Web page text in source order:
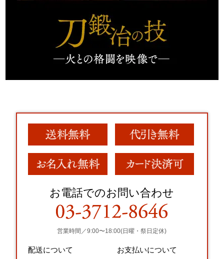
お電話でのお問い合わせ
営業時間／9:00〜18:00(日曜・祭日定休)
配送について お支払いについて